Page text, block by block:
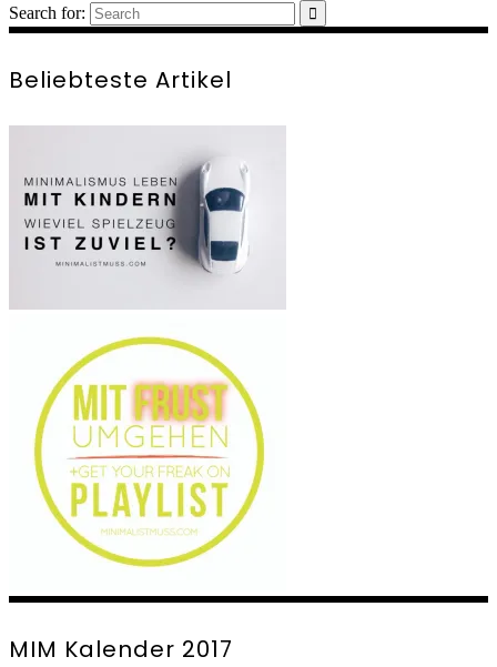
Search for:
Beliebteste Artikel
MIM Kalender 2017